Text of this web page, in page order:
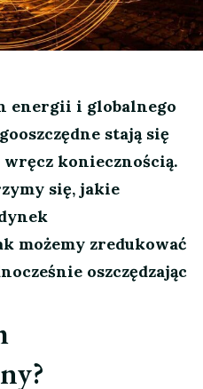
energii i globalnego
stają się
koniecznością.
się, jakie
możemy zredukować
oszczędzając